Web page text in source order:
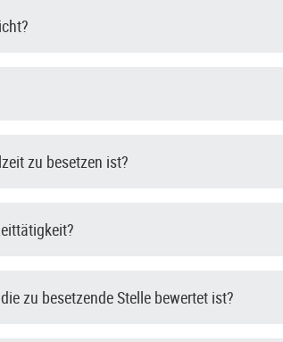
zu besetzen ist?
zu besetzende Stelle bewertet ist?